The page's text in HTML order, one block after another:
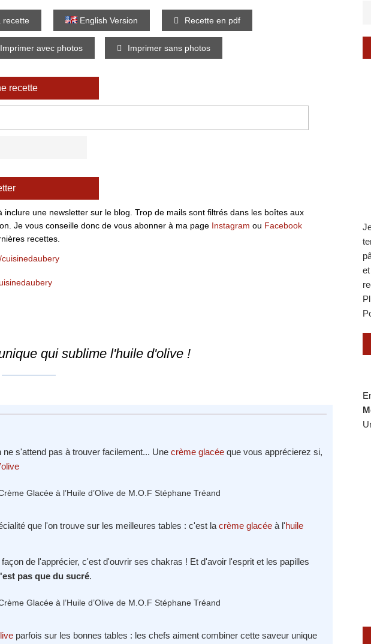
recette English Version Recette en pdf
Imprimer avec photos Imprimer sans photos
recette
une newsletter sur le blog. Trop de mails sont filtrés dans les boîtes aux
Je vous conseille donc de vous abonner à ma page Instagram ou Facebook
recettes.
qui sublime l'huile d'olive !
ne s'attend pas à trouver facilement... Une crème glacée que vous apprécierez si,
que l'on trouve sur les meilleures tables : c'est la crème glacée à l'huile
de l'apprécier, c'est d'ouvrir ses chakras ! Et d'avoir l'esprit et les papilles
pas que du sucré.
parfois sur les bonnes tables : les chefs aiment combiner cette saveur unique